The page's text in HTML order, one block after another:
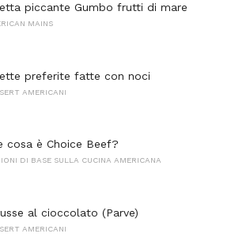
piccante Gumbo frutti di mare
MAINS
preferite fatte con noci
AMERICANI
cosa è Choice Beef?
DI BASE SULLA CUCINA AMERICANA
al cioccolato (Parve)
AMERICANI